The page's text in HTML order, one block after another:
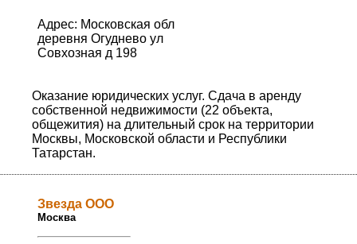
Адрес: Московская обл
деревня Огуднево ул
Совхозная д 198
Оказание юридических услуг. Сдача в аренду
собственной недвижимости (22 объекта,
общежития) на длительный срок на территории
Москвы, Московской области и Республики
Татарстан.
Звезда ООО
Москва